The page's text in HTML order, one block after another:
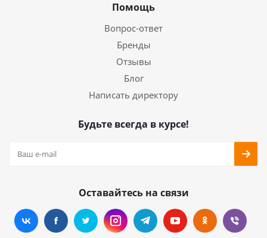
Помощь
Вопрос-ответ
Бренды
Отзывы
Блог
Написать директору
Будьте всегда в курсе!
Оставайтесь на связи